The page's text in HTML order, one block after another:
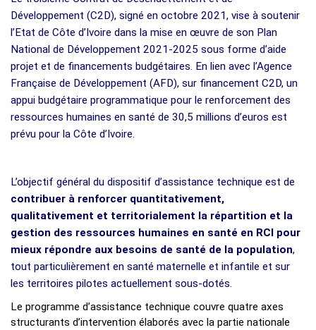
Développement (C2D), signé en octobre 2021, vise à soutenir
l’Etat de Côte d’Ivoire dans la mise en œuvre de son Plan
National de Développement 2021-2025 sous forme d’aide
projet et de financements budgétaires. En lien avec l’Agence
Française de Développement (AFD), sur financement C2D, un
appui budgétaire programmatique pour le renforcement des
ressources humaines en santé de 30,5 millions d’euros est
prévu pour la Côte d’Ivoire.
L’objectif général du dispositif d’assistance technique est de
contribuer à renforcer quantitativement,
qualitativement et territorialement la répartition et la
gestion des ressources humaines en santé en RCI pour
mieux répondre aux besoins de santé de la population,
tout particulièrement en santé maternelle et infantile et sur
les territoires pilotes actuellement sous-dotés.
Le programme d’assistance technique couvre quatre axes
structurants d’intervention élaborés avec la partie nationale